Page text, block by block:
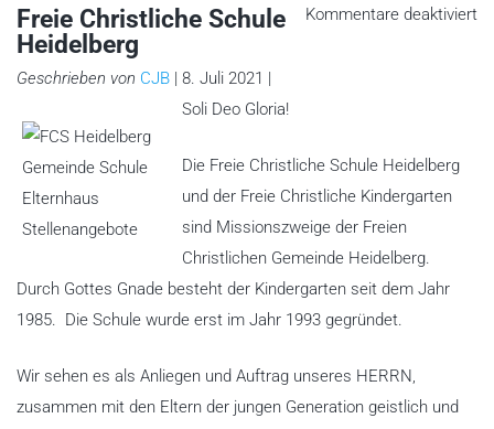
Kommentare deaktiviert
Freie Christliche Schule
Heidelberg
Geschrieben von CJB | 8. Juli 2021 |
Soli Deo Gloria!
Die Freie Christliche Schule Heidelberg
und der Freie Christliche Kindergarten
sind Missionszweige der Freien
Christlichen Gemeinde Heidelberg.
Durch Gottes Gnade besteht der Kindergarten seit dem Jahr
1985. Die Schule wurde erst im Jahr 1993 gegründet.
Wir sehen es als Anliegen und Auftrag unseres HERRN,
zusammen mit den Eltern der jungen Generation geistlich und